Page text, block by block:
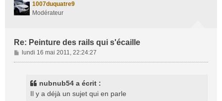
1007duquatre9
Modérateur
Re: Peinture des rails qui s'écaille
M
e
lundi 16 mai 2011, 22:24:27
nubnub54 a écrit :
Il y a déjà un sujet qui en parle